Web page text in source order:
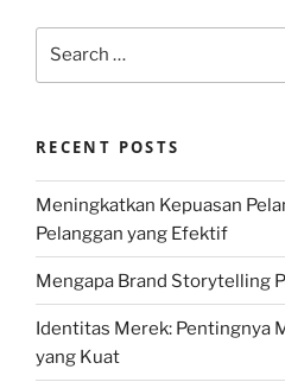
RECENT POSTS
Meningkatkan Kepuasan
Pelanggan yang Efektif
Mengapa Brand Storytelling
Identitas Merek: Pentingnya
yang Kuat